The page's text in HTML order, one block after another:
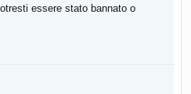
essere stato bannato o